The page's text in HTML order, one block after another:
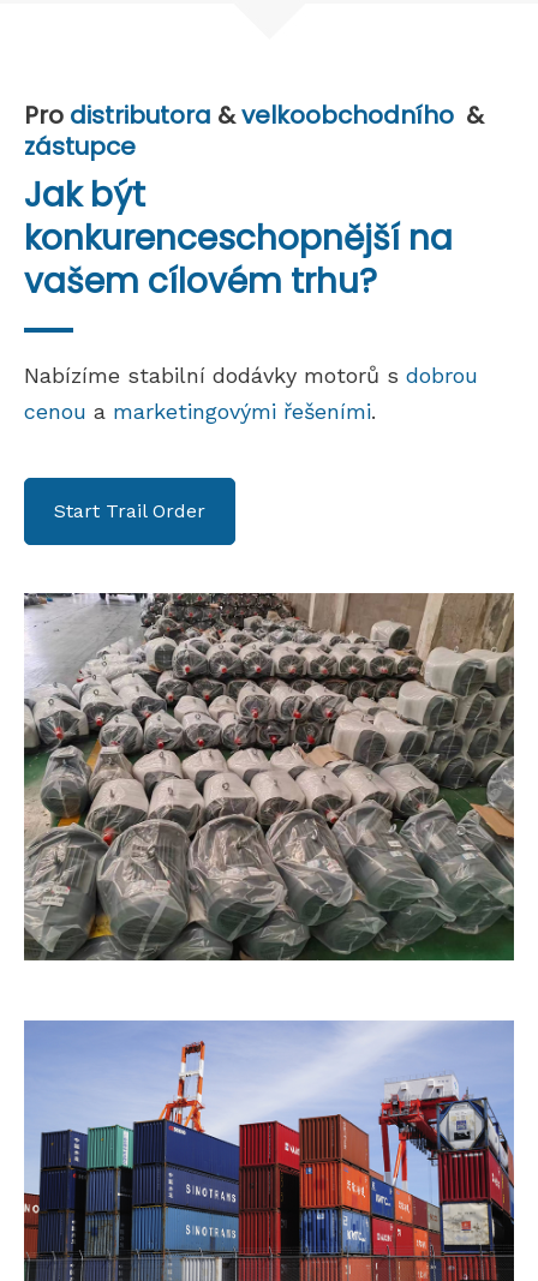
Pro distributora &velkoobchodního &
zástupce
Jak být
konkurenceschopnější na
vašem cílovém trhu?
Nabízíme stabilní dodávky motorů s dobrou
cenou a marketingovými řešeními.
Start Trail Order